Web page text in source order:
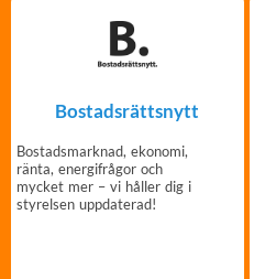
Bostadsrättsnytt
Bostadsmarknad, ekonomi,
ränta, energifrågor och
mycket mer – vi håller dig i
styrelsen uppdaterad!